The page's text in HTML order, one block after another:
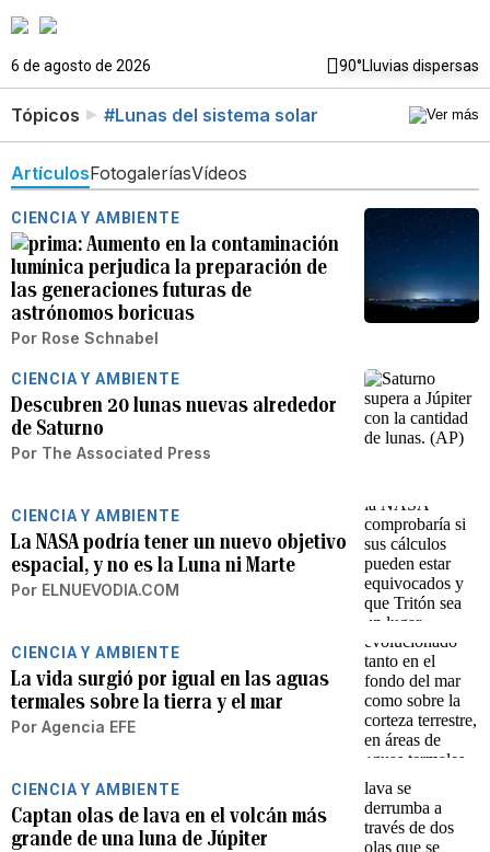
6 de agosto de 2026 90°Lluvias dispersas
Tópicos #Lunas del sistema solar
ArtículosFotogaleríasVídeos
CIENCIA Y AMBIENTE
Aumento en la contaminación
lumínica perjudica la preparación de
las generaciones futuras de
astrónomos boricuas
Por Rose Schnabel
CIENCIA Y AMBIENTE
Descubren 20 lunas nuevas alrededor
de Saturno
Por The Associated Press
CIENCIA Y AMBIENTE
La NASA podría tener un nuevo objetivo
espacial, y no es la Luna ni Marte
Por ELNUEVODIA.COM
CIENCIA Y AMBIENTE
La vida surgió por igual en las aguas
termales sobre la tierra y el mar
Por Agencia EFE
CIENCIA Y AMBIENTE
Captan olas de lava en el volcán más
grande de una luna de Júpiter